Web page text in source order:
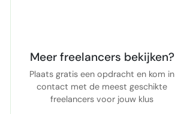
Meer freelancers bekijken?
Plaats gratis een opdracht en kom in
contact met de meest geschikte
freelancers voor jouw klus